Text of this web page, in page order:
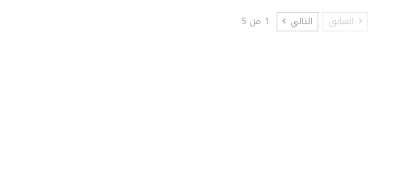
السابق التالي 1 من 5